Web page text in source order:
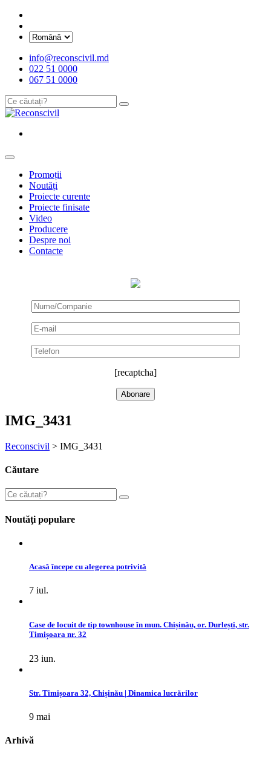
info@reconscivil.md
022 51 0000
067 51 0000
Promoții
Noutăți
Proiecte curente
Proiecte finisate
Video
Producere
Despre noi
Contacte
[recaptcha]
IMG_3431
Reconscivil > IMG_3431
Căutare
Noutăţi populare
Acasă începe cu alegerea potrivită
7 iul.
Case de locuit de tip townhouse în mun. Chișinău, or. Durlești, str.
Timișoara nr. 32
23 iun.
Str. Timișoara 32, Chișinău | Dinamica lucrărilor
9 mai
Arhivă